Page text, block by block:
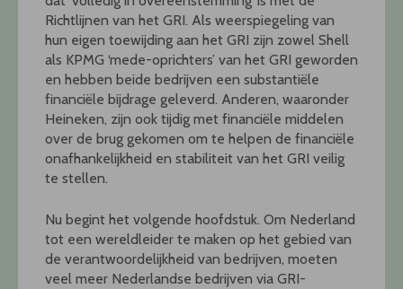
Richtlijnen van het GRI. Als weerspiegeling van
hun eigen toewijding aan het GRI zijn zowel Shell
als KPMG ‘mede-oprichters’ van het GRI geworden
en hebben beide bedrijven een substantiële
financiële bijdrage geleverd. Anderen, waaronder
Heineken, zijn ook tijdig met financiële middelen
over de brug gekomen om te helpen de financiële
onafhankelijkheid en stabiliteit van het GRI veilig
te stellen.
Nu begint het volgende hoofdstuk. Om Nederland
tot een wereldleider te maken op het gebied van
de verantwoordelijkheid van bedrijven, moeten
veel meer Nederlandse bedrijven via GRI-